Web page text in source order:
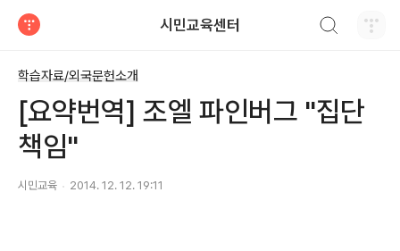
시민교육센터
학습자료/외국문헌소개
[요약번역] 조엘 파인버그 "집단
책임"
시민교육 2014. 12. 12. 19:11